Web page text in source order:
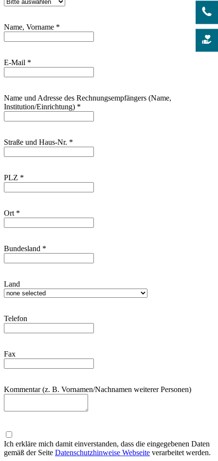
Name, Vorname *
E-Mail *
Name und Adresse des Rechnungsempfängers (Name,
Institution/Einrichtung) *
Straße und Haus-Nr. *
PLZ *
Ort *
Bundesland *
Land
Telefon
Fax
Kommentar (z. B. Vornamen/Nachnamen weiterer Personen)
Ich erkläre mich damit einverstanden, dass die eingegebenen Daten
gemäß der Seite Datenschutzhinweise Webseite verarbeitet werden.